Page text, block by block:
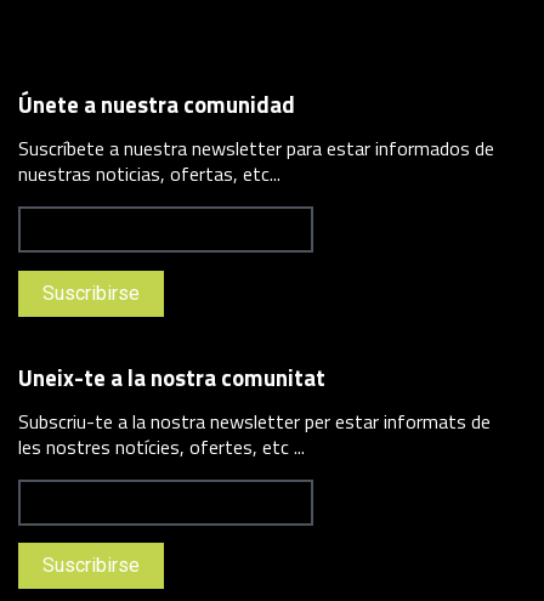
Únete a nuestra comunidad
Suscríbete a nuestra newsletter para estar informados de
nuestras noticias, ofertas, etc...
Uneix-te a la nostra comunitat
Subscriu-te a la nostra newsletter per estar informats de
les nostres notícies, ofertes, etc ...